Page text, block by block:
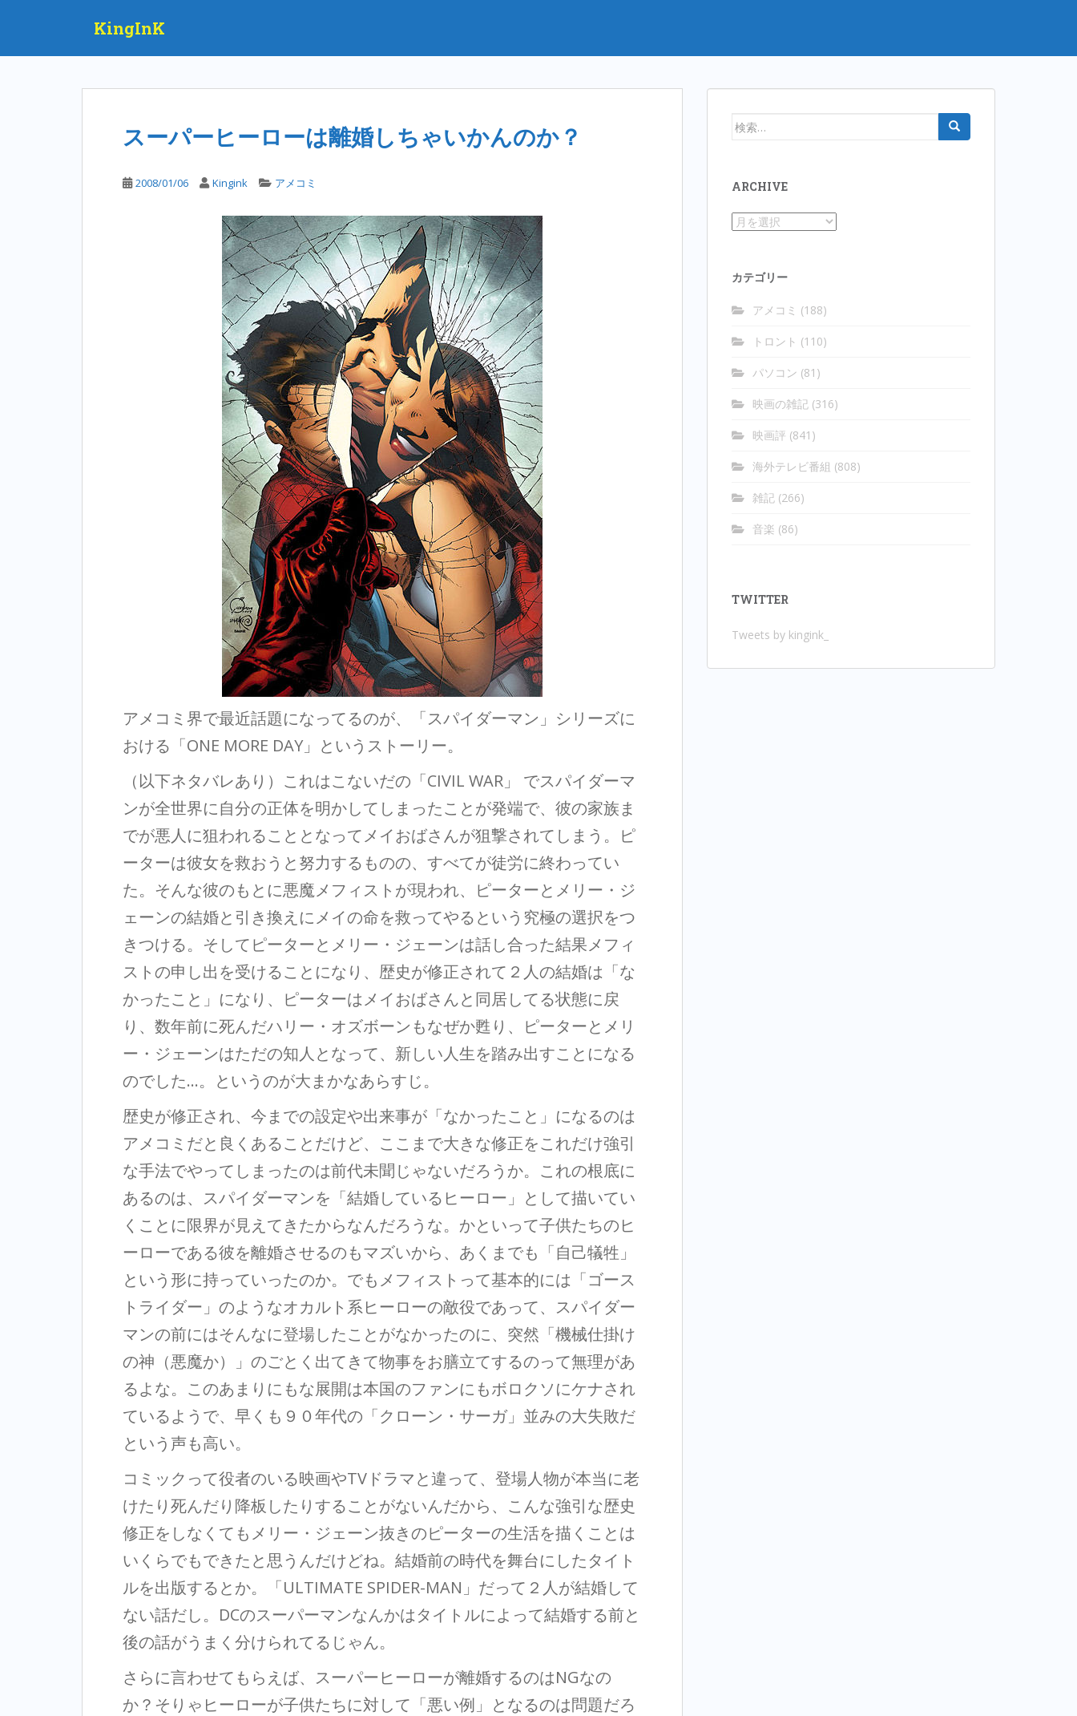
KingInK
スーパーヒーローは離婚しちゃいかんのか？
2008/01/06 Kingink アメコミ
アメコミ界で最近話題になってるのが、「スパイダーマン」シリーズに
おける「ONE MORE DAY」というストーリー。
（以下ネタバレあり）これはこないだの「CIVIL WAR」 でスパイダーマ
ンが全世界に自分の正体を明かしてしまったことが発端で、彼の家族ま
でが悪人に狙われることとなってメイおばさんが狙撃されてしまう。ピ
ーターは彼女を救おうと努力するものの、すべてが徒労に終わってい
た。そんな彼のもとに悪魔メフィストが現われ、ピーターとメリー・ジ
ェーンの結婚と引き換えにメイの命を救ってやるという究極の選択をつ
きつける。そしてピーターとメリー・ジェーンは話し合った結果メフィ
ストの申し出を受けることになり、歴史が修正されて２人の結婚は「な
かったこと」になり、ピーターはメイおばさんと同居してる状態に戻
り、数年前に死んだハリー・オズボーンもなぜか甦り、ピーターとメリ
ー・ジェーンはただの知人となって、新しい人生を踏み出すことになる
のでした…。というのが大まかなあらすじ。
歴史が修正され、今までの設定や出来事が「なかったこと」になるのは
アメコミだと良くあることだけど、ここまで大きな修正をこれだけ強引
な手法でやってしまったのは前代未聞じゃないだろうか。これの根底に
あるのは、スパイダーマンを「結婚しているヒーロー」として描いてい
くことに限界が見えてきたからなんだろうな。かといって子供たちのヒ
ーローである彼を離婚させるのもマズいから、あくまでも「自己犠牲」
という形に持っていったのか。でもメフィストって基本的には「ゴース
トライダー」のようなオカルト系ヒーローの敵役であって、スパイダー
マンの前にはそんなに登場したことがなかったのに、突然「機械仕掛け
の神（悪魔か）」のごとく出てきて物事をお膳立てするのって無理があ
るよな。このあまりにもな展開は本国のファンにもボロクソにケナされ
ているようで、早くも９０年代の「クローン・サーガ」並みの大失敗だ
という声も高い。
コミックって役者のいる映画やTVドラマと違って、登場人物が本当に老
けたり死んだり降板したりすることがないんだから、こんな強引な歴史
修正をしなくてもメリー・ジェーン抜きのピーターの生活を描くことは
いくらでもできたと思うんだけどね。結婚前の時代を舞台にしたタイト
ルを出版するとか。「ULTIMATE SPIDER-MAN」だって２人が結婚して
ない話だし。DCのスーパーマンなんかはタイトルによって結婚する前と
後の話がうまく分けられてるじゃん。
さらに言わせてもらえば、スーパーヒーローが離婚するのはNGなの
か？そりゃヒーローが子供たちに対して「悪い例」となるのは問題だろ
検
ARCHIVE
Archive
カテゴリー
アメコミ (188)
トロント (110)
パソコン (81)
映画の雑記 (316)
映画評 (841)
海外テレビ番組 (808)
雑記 (266)
音楽 (86)
TWITTER
Tweets by kingink_